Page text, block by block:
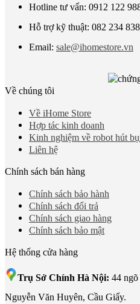
221D Lạch Tray, Ngô Quyền, Hải
173 Nguyễn Thái Bình, Phường 4,
601 Hoàng Liên, TP Lào Cai
Hotline tư vấn: 0912 122
Hỗ trợ kỹ thuật: 082 234
Email: sale@ihomestore.vn
Về chúng tôi
Về iHome Store
Hợp tác kinh doanh
Kinh nghiệm về robot hút
Liên hệ
Chính sách bán hàng
Chính sách bảo hành
Chính sách đổi trả
Chính sách giao hàng
Chính sách bảo mật
Hệ thống cửa hàng
Trụ Sở Chính Hà Nội: 44
Nguyễn Văn Huyên, Cầu Giấy.